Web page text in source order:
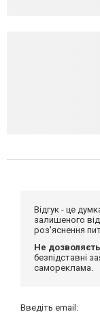
Відгук - це
залишеного
роз'яснення
Не
безпідставні
самореклама.
Введіть email: